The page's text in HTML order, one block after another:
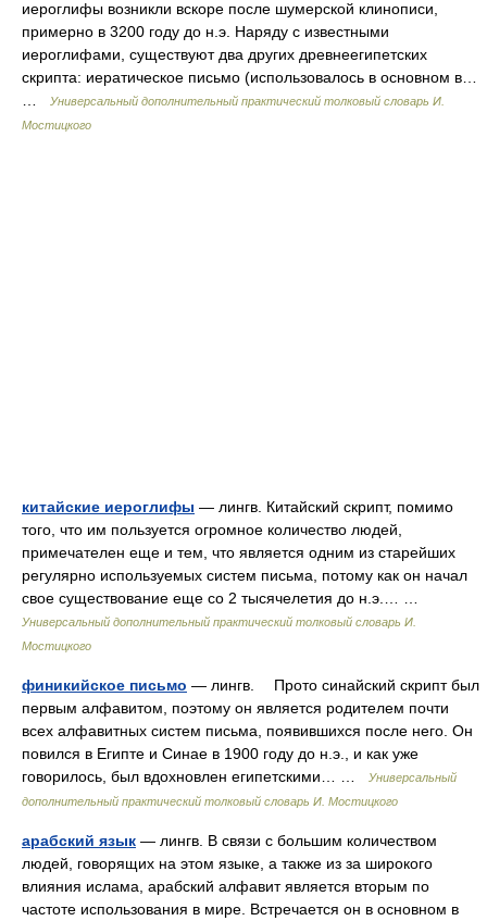
иероглифы возникли вскоре после шумерской клинописи,
примерно в 3200 году до н.э. Наряду с известными
иероглифами, существуют два других древнеегипетских
скрипта: иератическое письмо (использовалось в основном в…
Универсальный дополнительный практический толковый словарь И.
Мостицкого
китайские иероглифы — лингв. Китайский скрипт, помимо
того, что им пользуется огромное количество людей,
примечателен еще и тем, что является одним из старейших
регулярно используемых систем письма, потому как он начал
свое существование еще со 2 тысячелетия до н.э.… …
Универсальный дополнительный практический толковый словарь И.
Мостицкого
финикийское письмо — лингв. Прото синайский скрипт был
первым алфавитом, поэтому он является родителем почти
всех алфавитных систем письма, появившихся после него. Он
повился в Египте и Синае в 1900 году до н.э., и как уже
говорилось, был вдохновлен египетскими… …
Универсальный
дополнительный практический толковый словарь И. Мостицкого
арабский язык — лингв. В связи с большим количеством
людей, говорящих на этом языке, а также из за широкого
влияния ислама, арабский алфавит является вторым по
частоте использования в мире. Встречается он в основном в